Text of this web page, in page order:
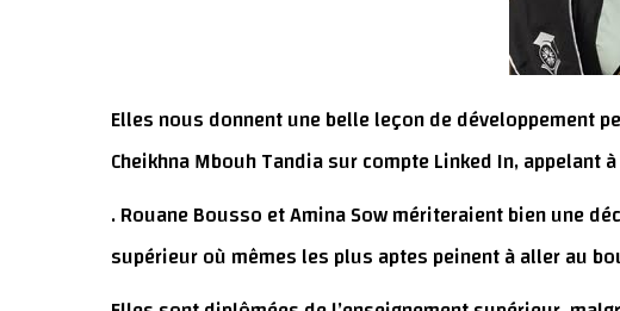
Elles nous donnent une belle leçon de développement
Cheikhna Mbouh Tandia sur compte Linked In,
. Rouane Bousso et Amina Sow mériteraient bien une
supérieur où mêmes les plus aptes peinent à aller au